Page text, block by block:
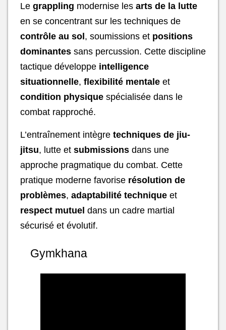
Le grappling modernise les arts de la lutte
en se concentrant sur les techniques de
contrôle au sol , soumissions et positions
dominantes sans percussion. Cette discipline
tactique développe intelligence
situationnelle, flexibilité mentale et
condition physique spécialisée dans le
combat rapproché.
L’entraînement intègre techniques de jiu-
jitsu, lutte et submissions dans une
approche pragmatique du combat. Cette
pratique moderne favorise résolution de
problèmes, adaptabilité technique et
respect mutuel dans un cadre martial
sécurisé et évolutif.
Gymkhana